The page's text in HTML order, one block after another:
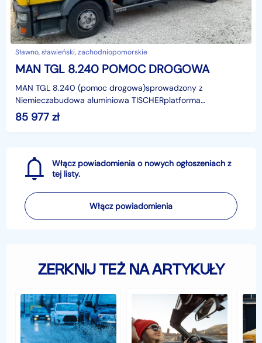
Sławno, sławieński, zachodniopomorskie
MAN TGL 8.240 POMOC DROGOWA
MAN TGL 8.240 (pomoc drogowa)sprowadzony z
Niemieczabudowa aluminiowa TISCHERplatforma
hydrauliczna i wyciągarka hydrauliczna z bocznym
przesuwem sterowane pilo
85 977 zł
Włącz powiadomienia o nowych ogłoszeniach z
tej listy.
Włącz powiadomienia
ZERKNIJ TEŻ NA ARTYKUŁY
Jak
zabezpieczyć
samochód
przed
Samochód
cabrio
–
czyli